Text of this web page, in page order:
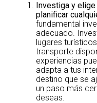
Investiga y
planificar
fundamental
adecuado.
lugares
transporte
experiencias
adapta a tus
destino que se
un paso más
deseas.